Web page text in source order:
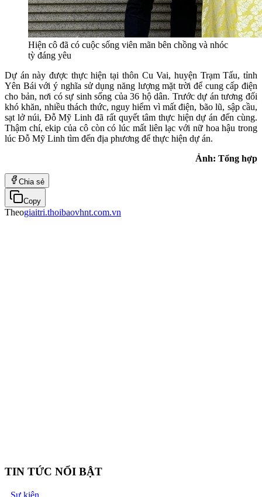
Hiện cô đã có cuộc sống viên mãn bên chồng và nhóc
tỳ đáng yêu
Dự án này được thực hiện tại thôn Cu Vai, huyện Trạm Tấu, tỉnh
Yên Bái với ý nghĩa sử dụng năng lượng mặt trời để cung cấp điện
cho bản, nơi có sự sinh sống của 36 hộ dân. Trước dự án tương đối
khó khăn, nhiều thách thức, nguy hiểm vì mất điện, bão lũ, sập cầu,
sạt lở núi, Đỗ Mỹ Linh đã rất quyết tâm thực hiện dự án đến cùng.
Thậm chí, ekip của cô còn có lúc mất liên lạc với nữ hoa hậu trong
lúc Đỗ Mỹ Linh tìm đến địa phương để thực hiện dự án.
Ảnh: Tổng hợp
Chia sẻ
Copy
Theogiaitri.thoibaovhnt.com.vn
TIN TỨC NỔI BẬT